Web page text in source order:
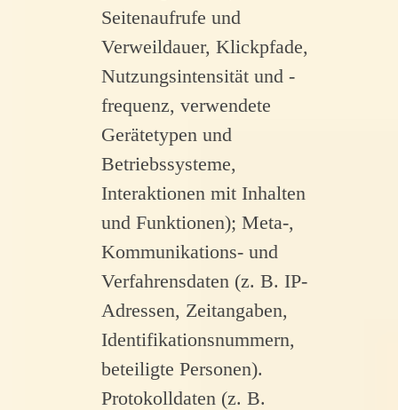
Seitenaufrufe und
Verweildauer, Klickpfade,
Nutzungsintensität und -
frequenz, verwendete
Gerätetypen und
Betriebssysteme,
Interaktionen mit Inhalten
und Funktionen); Meta-,
Kommunikations- und
Verfahrensdaten (z. B. IP-
Adressen, Zeitangaben,
Identifikationsnummern,
beteiligte Personen).
Protokolldaten (z. B.